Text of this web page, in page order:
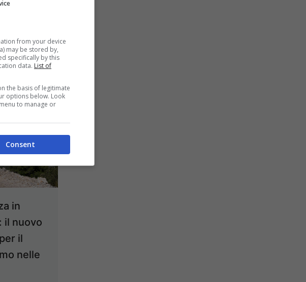
è lui la
gialla
5 Giugno 2024
in
il nuovo
il
nelle
from your device
may be stored by,
specifically by this
data. List of
the basis of legitimate
options below. Look
to manage or
Consent